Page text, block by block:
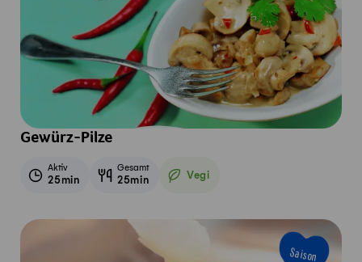
Gewürz-Pilze
Aktiv
25min
Gesamt
25min Vegi
Vegetarisch
Saison